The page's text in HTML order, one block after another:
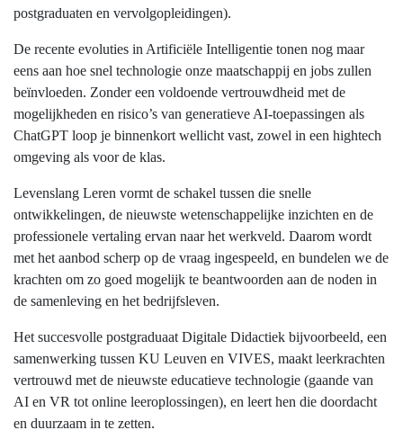
postgraduaten en vervolgopleidingen).
De recente evoluties in Artificiële Intelligentie tonen nog maar
eens aan hoe snel technologie onze maatschappij en jobs zullen
beïnvloeden. Zonder een voldoende vertrouwdheid met de
mogelijkheden en risico’s van generatieve AI-toepassingen als
ChatGPT loop je binnenkort wellicht vast, zowel in een hightech
omgeving als voor de klas.
Levenslang Leren vormt de schakel tussen die snelle
ontwikkelingen, de nieuwste wetenschappelijke inzichten en de
professionele vertaling ervan naar het werkveld. Daarom wordt
met het aanbod scherp op de vraag ingespeeld, en bundelen we de
krachten om zo goed mogelijk te beantwoorden aan de noden in
de samenleving en het bedrijfsleven.
Het succesvolle postgraduaat Digitale Didactiek bijvoorbeeld, een
samenwerking tussen KU Leuven en VIVES, maakt leerkrachten
vertrouwd met de nieuwste educatieve technologie (gaande van
AI en VR tot online leeroplossingen), en leert hen die doordacht
en duurzaam in te zetten.